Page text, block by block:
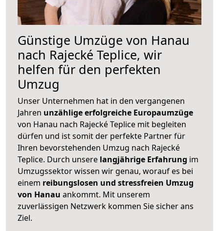
Günstige Umzüge von Hanau
nach Rajecké Teplice, wir
helfen für den perfekten
Umzug
Unser Unternehmen hat in den vergangenen
Jahren unzählige erfolgreiche Europaumzüge
von Hanau nach Rajecké Teplice mit begleiten
dürfen und ist somit der perfekte Partner für
Ihren bevorstehenden Umzug nach Rajecké
Teplice. Durch unsere langjährige Erfahrung im
Umzugssektor wissen wir genau, worauf es bei
einem reibungslosen und stressfreien Umzug
von Hanau ankommt. Mit unserem
zuverlässigen Netzwerk kommen Sie sicher ans
Ziel.